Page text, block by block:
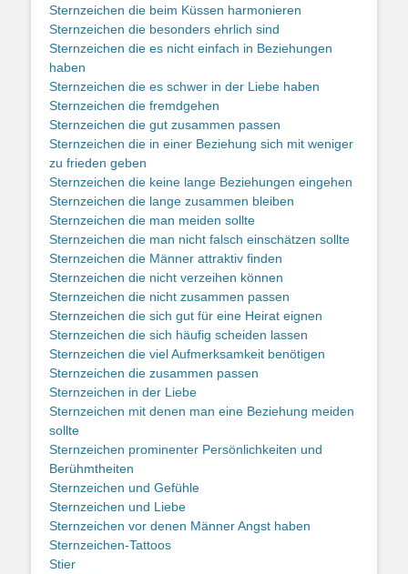
Sternzeichen die beim Küssen harmonieren
Sternzeichen die besonders ehrlich sind
Sternzeichen die es nicht einfach in Beziehungen
haben
Sternzeichen die es schwer in der Liebe haben
Sternzeichen die fremdgehen
Sternzeichen die gut zusammen passen
Sternzeichen die in einer Beziehung sich mit weniger
zu frieden geben
Sternzeichen die keine lange Beziehungen eingehen
Sternzeichen die lange zusammen bleiben
Sternzeichen die man meiden sollte
Sternzeichen die man nicht falsch einschätzen sollte
Sternzeichen die Männer attraktiv finden
Sternzeichen die nicht verzeihen können
Sternzeichen die nicht zusammen passen
Sternzeichen die sich gut für eine Heirat eignen
Sternzeichen die sich häufig scheiden lassen
Sternzeichen die viel Aufmerksamkeit benötigen
Sternzeichen die zusammen passen
Sternzeichen in der Liebe
Sternzeichen mit denen man eine Beziehung meiden
sollte
Sternzeichen prominenter Persönlichkeiten und
Berühmtheiten
Sternzeichen und Gefühle
Sternzeichen und Liebe
Sternzeichen vor denen Männer Angst haben
Sternzeichen-Tattoos
Stier